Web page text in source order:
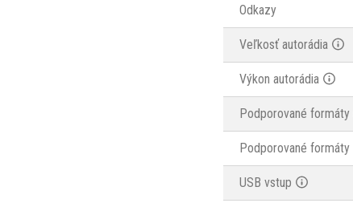
Odkazy
Veľkosť autorádia
Výkon autorádia
Podporované
Podporované
USB vstup